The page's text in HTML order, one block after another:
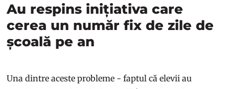
Au respins inițiativa care
cerea un număr fix de zile de
școală pe an
Una dintre aceste probleme - faptul că elevii au